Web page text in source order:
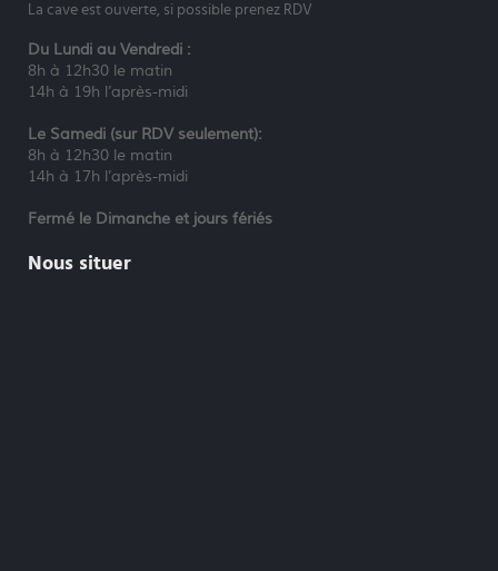
La cave est ouverte, si possible prenez RDV
Du Lundi au Vendredi :
8h à 12h30 le matin
14h à 19h l’après-midi
Le Samedi (sur RDV seulement):
8h à 12h30 le matin
14h à 17h l’après-midi
Fermé le Dimanche et jours fériés
Nous situer